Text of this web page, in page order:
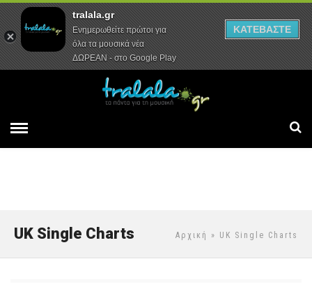
Αρχική Συνεντεύξεις Ρεπορτάζ
Αρχική » UK Single Charts
UK Single Charts
tralala.gr
Ενημερωθείτε πρώτοι για
όλα τα μουσικά νέα
ΔΩΡΕΑΝ - στο Google Play
ΚΑΤΕΒΑΣΤΕ